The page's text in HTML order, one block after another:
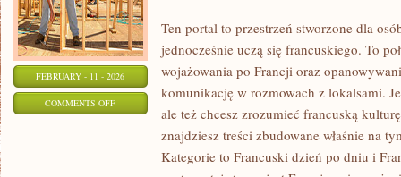
FEBRUARY - 11 - 2026
COMMENTS OFFON
FRANCUSKIEGO
Ten portal to przestrzeń stworzone dla
jednocześnie uczą się francuskiego. To
wojażowania po Francji oraz
komunikację w rozmowach z lokalsami.
ale też chcesz zrozumieć francuską
znajdziesz treści zbudowane właśnie na
Kategorie to Francuski dzień po dniu i